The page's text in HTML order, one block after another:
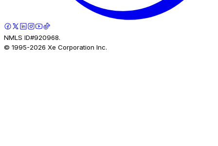
NMLS ID#920968.
© 1995-2026 Xe Corporation Inc.